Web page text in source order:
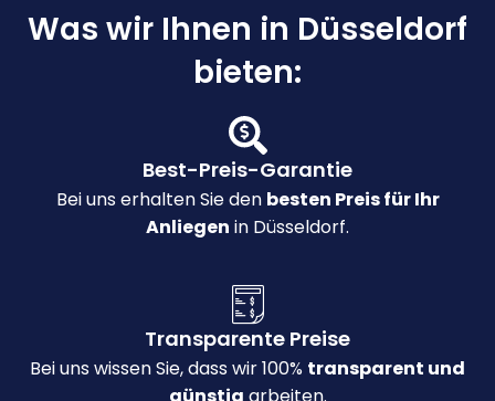
Was wir Ihnen in Düsseldorf
bieten:
Best-Preis-Garantie
Bei uns erhalten Sie den besten Preis für Ihr
Anliegen in Düsseldorf.
Transparente Preise
Bei uns wissen Sie, dass wir 100% transparent und
günstig arbeiten.